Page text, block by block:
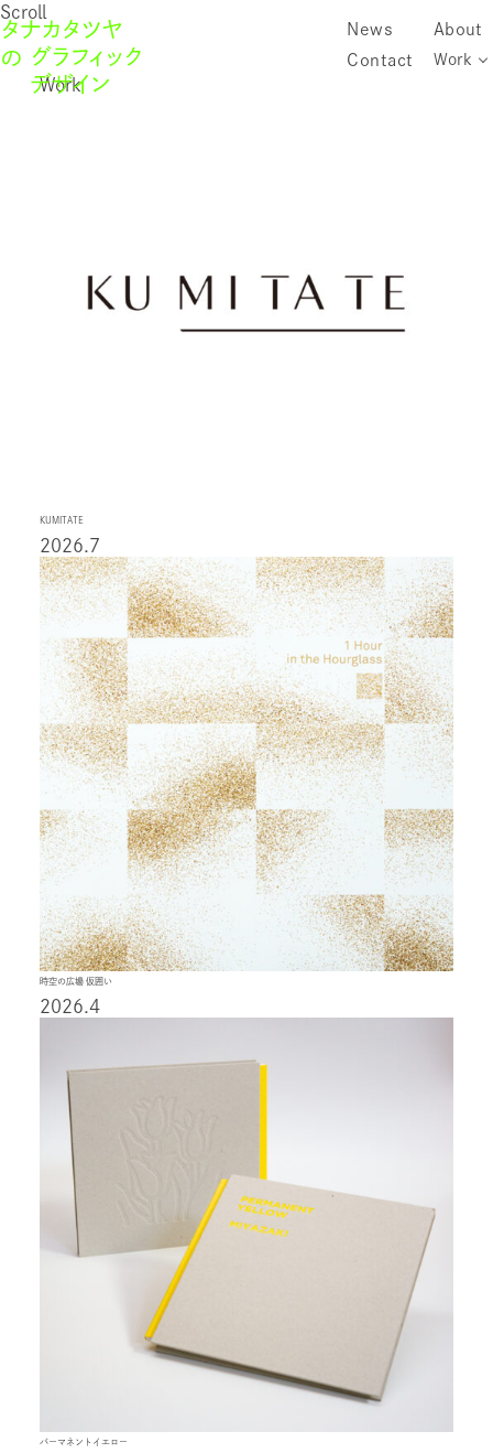
News
About
Contact
Work
Scroll
Work
KUMITATE
2026.7
時空の広場 仮囲い
2026.4
パーマネントイエロー